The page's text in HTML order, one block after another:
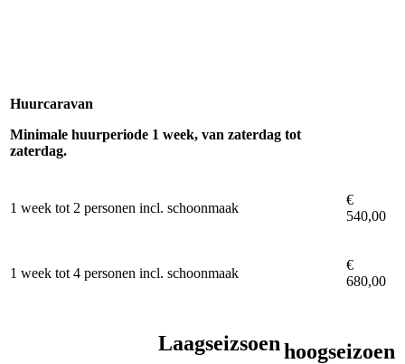
Huurcaravan
Minimale huurperiode 1 week, van zaterdag tot
zaterdag.
1 week tot 2 personen incl. schoonmaak
€
540,00
1 week tot 4 personen incl. schoonmaak
€
680,00
Laagseizsoenhoogseizoen